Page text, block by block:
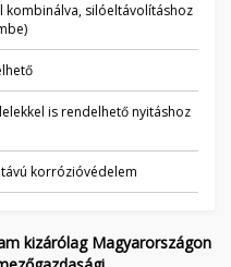
silóeltávolításhoz
is rendelhető nyitáshoz
korrózióvédelem
kizárólag Magyarországon